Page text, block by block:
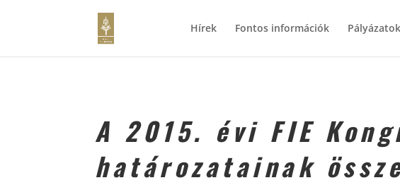
Hírek Fontos információk Pályázatok
A 2015. évi FIE
határozatainak